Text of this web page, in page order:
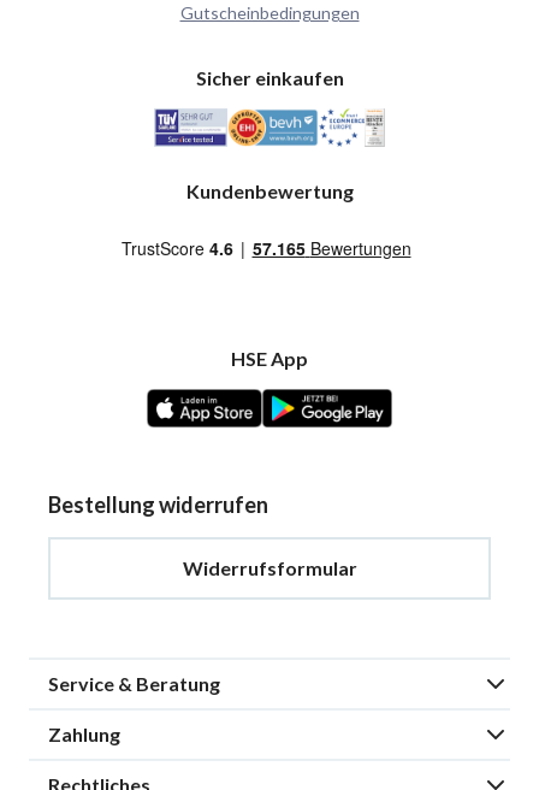
Gutscheinbedingungen
Sicher einkaufen
Kundenbewertung
HSE App
Bestellung widerrufen
Widerrufsformular
Service & Beratung
Zahlung
Rechtliches